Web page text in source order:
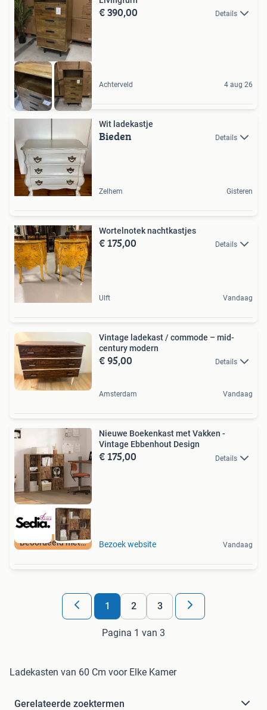
€ 390,00 Details
Achterveld 4 aug 26
Wit ladekastje
Bieden Details
Zelhem Gisteren
Wortelnotek nachtkastjes
€ 175,00 Details
Ulft Vandaag
Vintage ladekast / commode – mid-
century modern
€ 95,00 Details
Amsterdam Vandaag
Beoordeeld met 9+
Nieuwe Boekenkast met Vakken -
Vintage Ebbenhout Design
€ 175,00 Details
Bezoek website Vandaag
1 2 3
Pagina 1 van 3
Ladekasten van 60 Cm voor Elke Kamer
Gerelateerde zoektermen